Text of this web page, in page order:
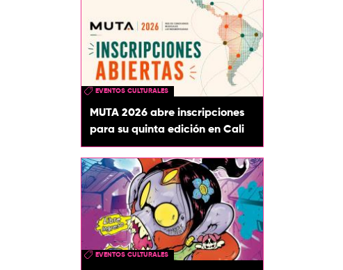
EVENTOS CULTURALES
MUTA 2026 abre inscripciones
para su quinta edición en Cali
EVENTOS CULTURALES